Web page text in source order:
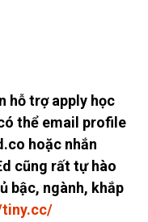
hỗ trợ apply học
thể email profile
hoặc nhắn
cũng rất tự hào
bậc, ngành, khắp